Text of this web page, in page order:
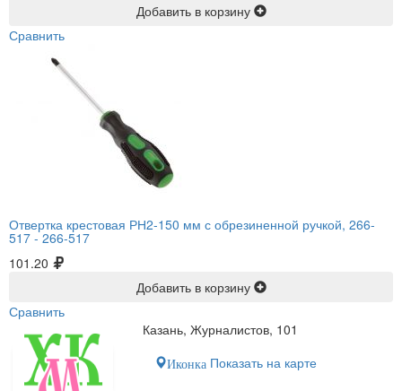
Добавить в корзину
Сравнить
Отвертка крестовая РН2-150 мм с обрезиненной ручкой, 266-
517 -266-517
101.20
Добавить в корзину
Сравнить
Казань, Журналистов, 101
Иконка Показать на карте